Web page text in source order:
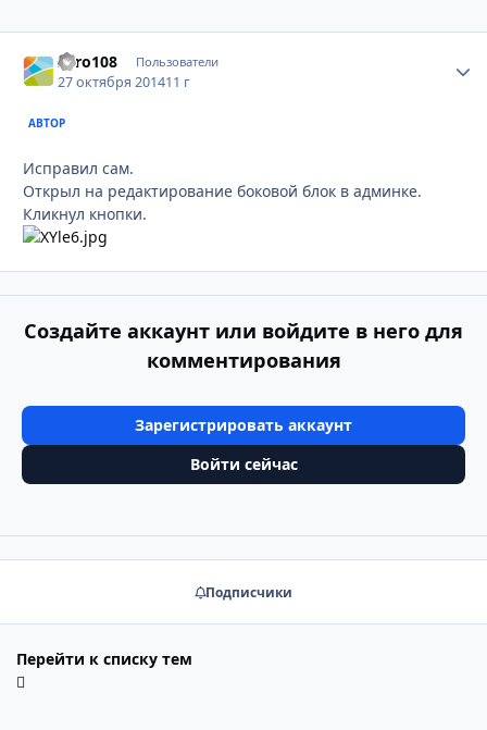
Zero108 Пользователи
27 октября 201411 г
АВТОР
Исправил сам.
Открыл на редактирование боковой блок в админке.
Кликнул кнопки.
Создайте аккаунт или войдите в него для
комментирования
Зарегистрировать аккаунт
Войти сейчас
Подписчики
Перейти к списку тем